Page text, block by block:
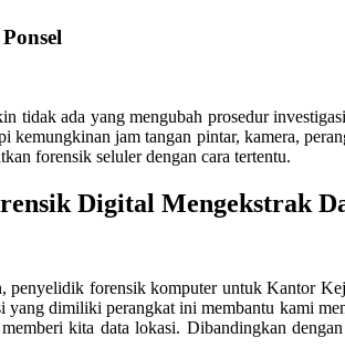
tidak ada yang mengubah prosedur
kemungkinan jam tangan pintar, kamera,
forensik seluler dengan cara tertentu.
Digital Mengekstrak
forensik komputer untuk Kantor
dimiliki perangkat ini membantu kami
kita data lokasi. Dibandingkan